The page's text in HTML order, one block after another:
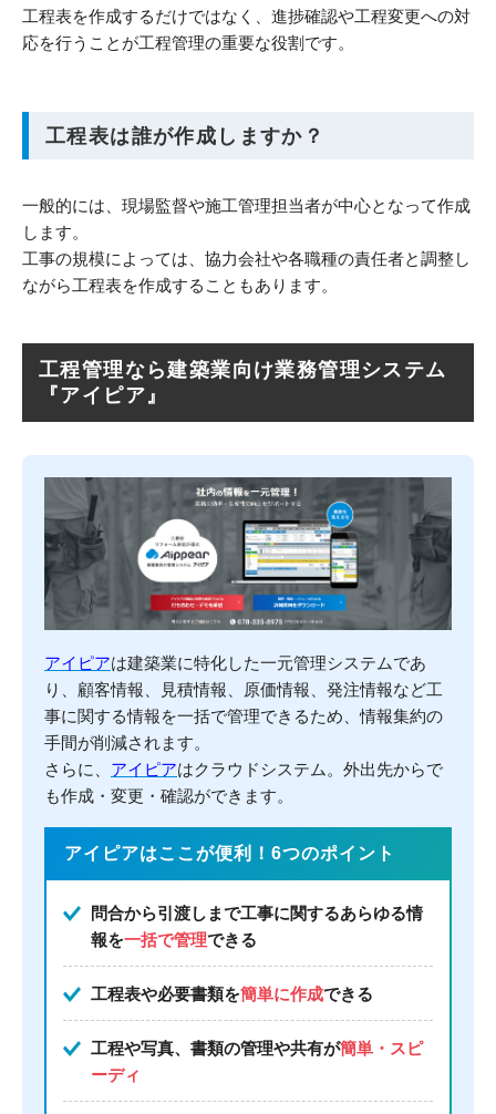
工程表を作成するだけではなく、進捗確認や工程変更への対
応を行うことが工程管理の重要な役割です。
工程表は誰が作成しますか？
一般的には、現場監督や施工管理担当者が中心となって作成
します。
工事の規模によっては、協力会社や各職種の責任者と調整し
ながら工程表を作成することもあります。
工程管理なら建築業向け業務管理システム
『アイピア』
アイピアは建築業に特化した一元管理システムであ
り、顧客情報、見積情報、原価情報、発注情報など工
事に関する情報を一括で管理できるため、情報集約の
手間が削減されます。
さらに、 アイピアはクラウドシステム。外出先からで
も作成・変更・確認ができます。
アイピアはここが便利！6つのポイント
問合から引渡しまで工事に関するあらゆる情
報を一括で管理できる
工程表や必要書類を簡単に作成できる
工程や写真、書類の管理や共有が簡単・スピ
ーディ